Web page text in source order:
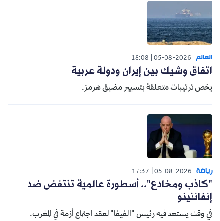
العالم 05-08-2026
18:08
اتفاق وشيك بين إيران ودولة عربية
يخص ترتيبات متعلقة بتسيير مضيق هرمز.
رياضة 05-08-2026
17:37
"كاذب ومخادع".. أسطورة عالمية تنتفض ضد
إنفانتينو
في وقت يستعد فيه رئيس "الفيفا" لعقد اجتماع أزمة في المغرب.